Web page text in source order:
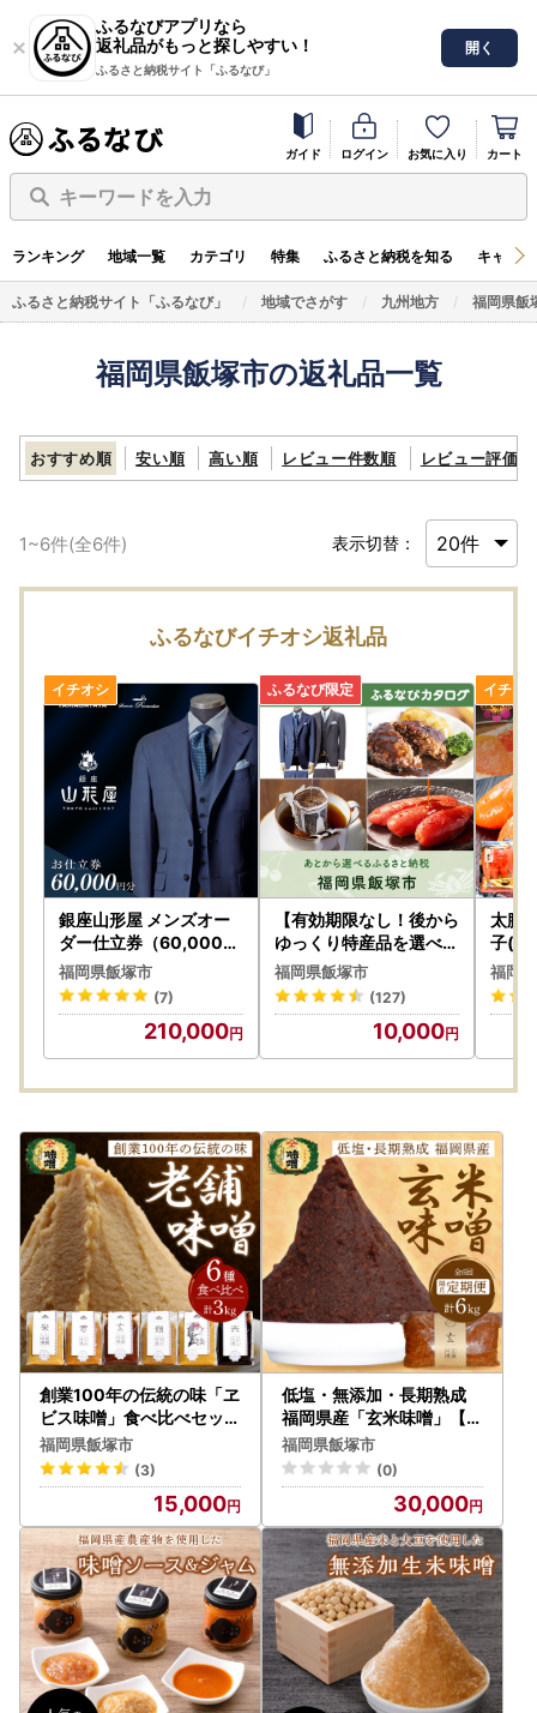
ふるなびアプリなら
返礼品がもっと探しやすい！
ふるさと納税サイト「ふるなび」
開く
ガイド ログイン お気に入り カート
キーワードを入力
ランキング 地域一覧 カテゴリ 特集 ふるさと納税を知る キャン
ふるさと納税サイト「ふるなび」 地域でさがす 九州地方 福岡県飯
福岡県飯塚市の返礼品一覧
おすすめ順 安い順 高い順 レビュー件数順 レビュー評価順
1~6件(全6件) 表示切替：
ふるなびイチオシ返礼品
銀座山形屋 メンズオー
ダー仕立券（60,000円
分）【K1-003】
福岡県飯塚市
(7)
210,000
【有効期限なし！後から
ゆっくり特産品を選べる
】福岡県飯塚市カタログ
ポイント
福岡県飯塚市
(127)
10,000
太腹!
子(一
ック)
福岡
創業100年の伝統の味「ヱ
ビス味噌」食べ比べセット
【A5-467】
福岡県飯塚市
(3)
15,000
低塩・無添加・長期熟成
福岡県産「玄米味噌」【隔
月定期便(計6回発送)】【
C-122】
福岡県飯塚市
(0)
30,000